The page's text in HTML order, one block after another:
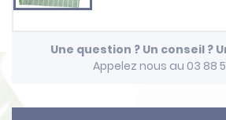
Une question ? Un conseil ?
Appelez nous au 03 88